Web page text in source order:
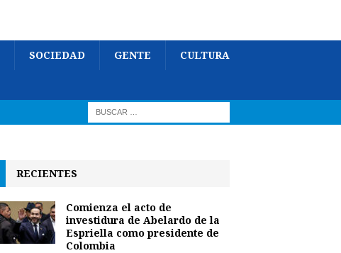
SOCIEDAD GENTE CULTURA
RECIENTES
Comienza el acto de
investidura de Abelardo de la
Espriella como presidente de
Colombia